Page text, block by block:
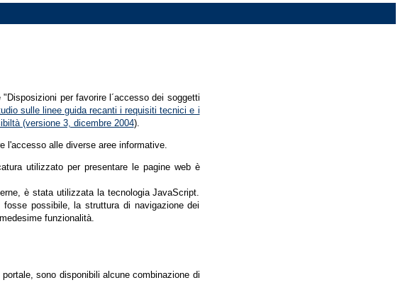
per favorire l´accesso dei soggetti
sulle linee guida recanti i requisiti tecnici e i
(versione 3, dicembre 2004).
l'accesso alle diverse aree informative.
utilizzato per presentare le pagine web è
è stata utilizzata la tecnologia JavaScript.
possibile, la struttura di navigazione dei
funzionalità.
sono disponibili alcune combinazione di